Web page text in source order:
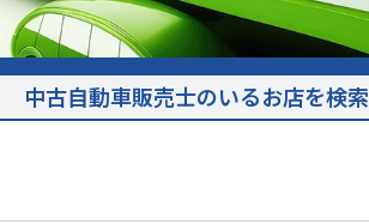
中古自動車販売士のいるお店を検索